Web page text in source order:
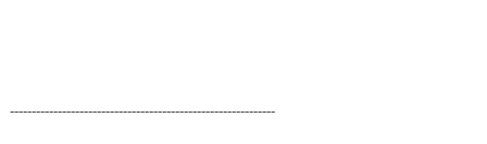
-------------------------------------------------------------